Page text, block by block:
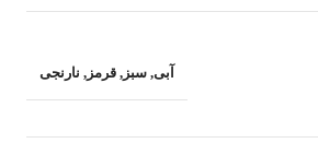
آبی, سبز , قرمز , نارنجی